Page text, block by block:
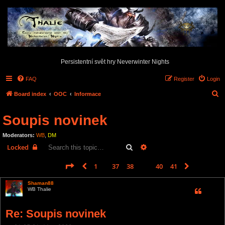
Persistentní svět hry Neverwinter Nights
FAQ Login
Register
Board index OOC Informace
Soupis novinek
Moderators: WB DM
Locked Search
Page 39 41
Previous
1 37 38 40 41
Shaman88
WB Thalie
Re: Soupis novinek